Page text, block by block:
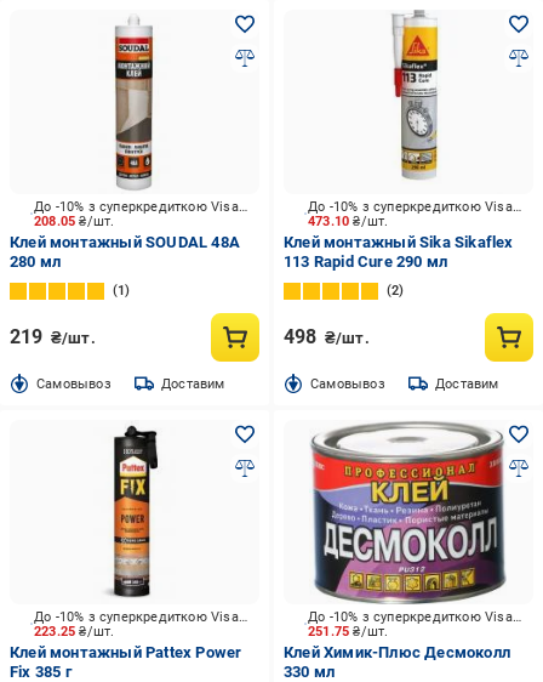
208.05₴/шт.
До -10% з суперкредиткою Visa Вигода
Клей монтажный SOUDAL 48А
280 мл
1
219 ₴/шт.
Cамовывоз Доставим
473.10₴/шт.
До -10% з суперкредиткою Visa Вигода
Клей монтажный Sika Sikaflex
113 Rapid Cure 290 мл
2
498 ₴/шт.
Cамовывоз Доставим
223.25₴/шт.
До -10% з суперкредиткою Visa Вигода
Клей монтажный Pattex Power
Fix 385 г
251.75₴/шт.
До -10% з суперкредиткою Visa Вигода
Клей Химик-Плюс Десмоколл
330 мл